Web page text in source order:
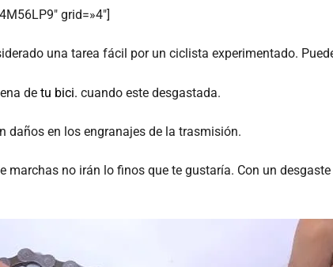
grid=»4″]
una tarea fácil por un ciclista experimentado.
de tu bici. cuando este desgastada.
daños en los engranajes de la trasmisión.
no irán lo finos que te gustaría. Con un